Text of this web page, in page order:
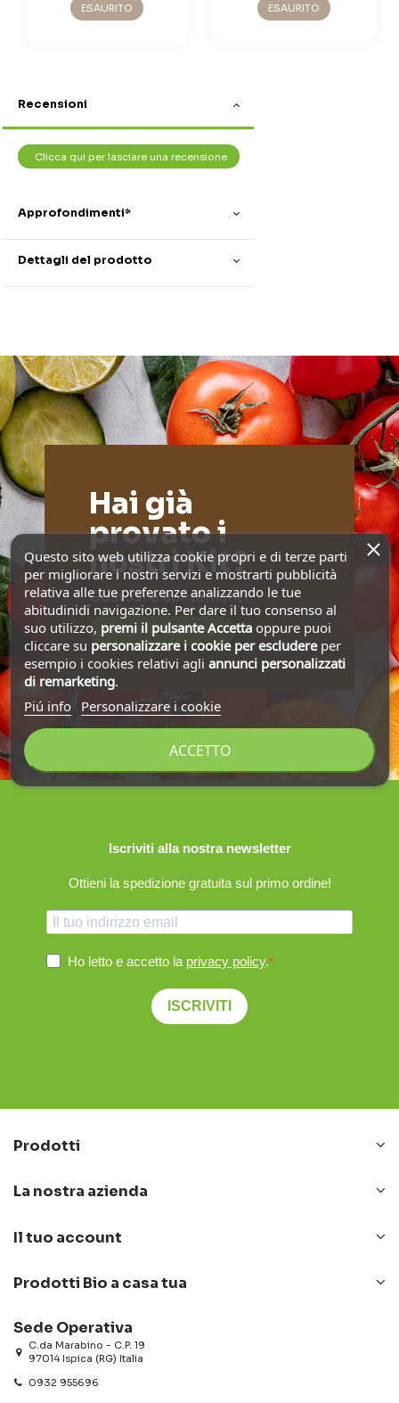
ESAURITO
ESAURITO
Recensioni
Clicca qui per lasciare una recensione
Approfondimenti*
Dettagli del prodotto
Hai già
provato i
nostri Kit?
Gustosi e convenienti!
Scoprili tutti
Iscriviti alla nostra newsletter
Ottieni la spedizione gratuita sul primo ordine!
Ho letto e accetto la privacy policy.
ISCRIVITI
Prodotti
La nostra azienda
Il tuo account
Prodotti Bio a casa tua
Sede Operativa
C.da Marabino - C.P. 19
97014 Ispica (RG) Italia
0932 955696
Questo sito web utilizza cookie propri e di terze parti
per migliorare i nostri servizi e mostrarti pubblicità
relativa alle tue preferenze analizzando le tue
abitudinidi navigazione. Per dare il tuo consenso al
suo utilizzo, premi il pulsante Accettaoppure puoi
cliccare su personalizzare i cookie per escludereper
esempio i cookies relativi agli annunci personalizzati
di remarketing.
Piú info
Personalizzare i cookie
ACCETTO